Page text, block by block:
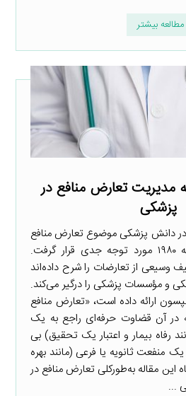
مطالعه بیشتر
مدیریت تعارض منافع در
پزشکی
در دانش پزشکی موضوع تعارض منافع
در متون پزشکی در دهه ۱۹۸۰ مورد توجه جدی قرار گرفت.
وسیعی از تعارضات را شرح داده‌اند
و مؤسسات پزشکی را درگیر می‌کند.
ارائه داده است، «تعارض منافع
در آن قضاوت حرفه‌ای راجع به یک
رفاه بیمار و اعتبار یک تحقیق) بی
منفعت ثانویه یا فرعی (مانند بهره
این مقاله به‌طورکلی تعارض منافع در
...